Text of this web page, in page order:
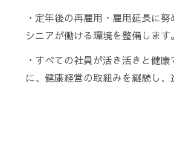
・定年後の再雇用・雇用延長に
シニアが働ける環境を整備します。
・すべての社員が活き活きと健康
に、健康経営の取組みを継続し、